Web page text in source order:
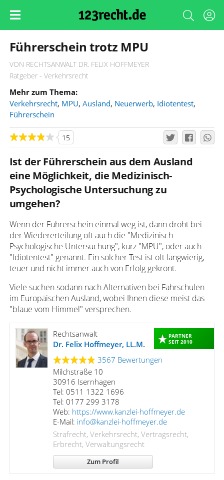
Führerschein trotz MPU
VON RECHTSANWALT DR. FELIX HOFFMEYER
Ratgeber - Verkehrsrecht
Mehr zum Thema:
Verkehrsrecht, MPU, Ausland, Neuerwerb, Idiotentest,
Führerschein
15
Ist der Führerschein aus dem Ausland
eine Möglichkeit, die Medizinisch-
Psychologische Untersuchung zu
umgehen?
Wenn der Führerschein einmal weg ist, dann droht bei
der Wiedererteilung oft auch die "Medizinisch-
Psychologische Untersuchung", kurz "MPU", oder auch
"Idiotentest" genannt. Ein solcher Test ist oft langwierig,
teuer und nicht immer auch von Erfolg gekrönt.
Viele suchen sodann nach Alternativen bei Fahrschulen
im Europäischen Ausland, wobei Ihnen diese meist das
"blaue vom Himmel" versprechen.
PARTNER
SEIT 2010
Rechtsanwalt
Dr. Felix Hoffmeyer, LL.M.
3567 Bewertungen
Milchstraße 10
30916 Isernhagen
Tel: 0511 1322 1696
Tel: 0177 299 3178
Web: https://www.kanzlei-hoffmeyer.de
E-Mail: info@kanzlei-hoffmeyer.de
Strafrecht, Verkehrsrecht, Vertragsrecht,
Erbrecht, Verwaltungsrecht
Zum Profil